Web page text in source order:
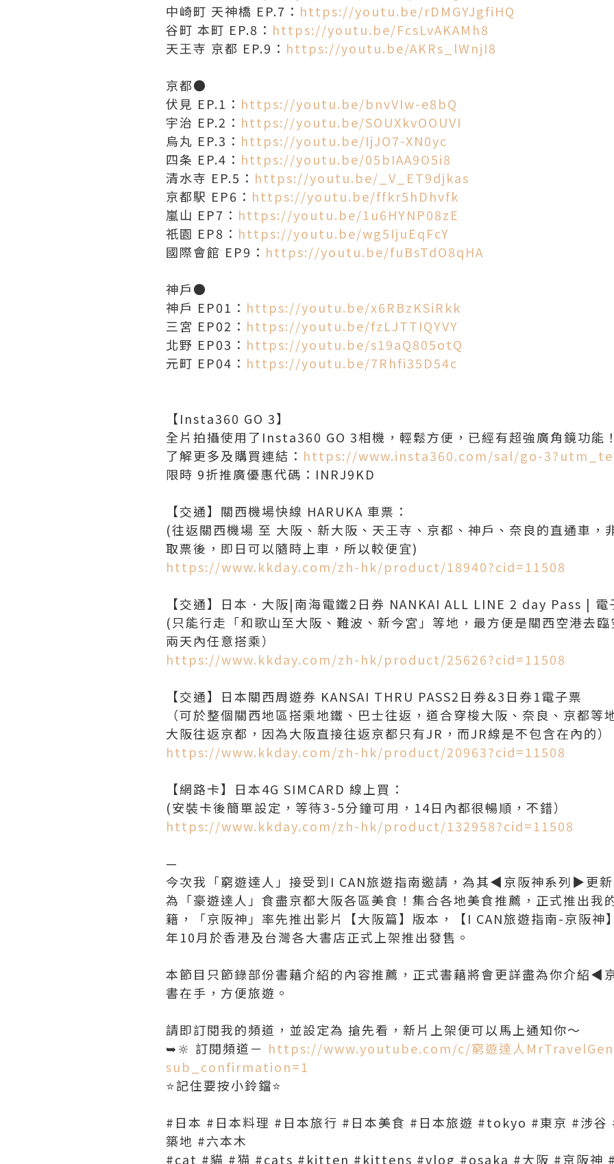
中崎町 天神橋 EP.7： https://youtu.be/rDMGYJgfiHQ
谷町 本町 EP.8： https://youtu.be/FcsLvAKAMh8
天王寺 京都 EP.9： https://youtu.be/AKRs_lWnjI8
京都●
伏見 EP.1： https://youtu.be/bnvVIw-e8bQ
宇治 EP.2： https://youtu.be/SOUXkvOOUVI
烏丸 EP.3： https://youtu.be/IjJO7-XN0yc
四条 EP.4： https://youtu.be/05bIAA9O5i8
清水寺 EP.5： https://youtu.be/_V_ET9djkas
京都駅 EP6： https://youtu.be/ffkr5hDhvfk
嵐山 EP7： https://youtu.be/1u6HYNP08zE
祇園 EP8： https://youtu.be/wg5IjuEqFcY
國際會館 EP9： https://youtu.be/fuBsTdO8qHA
神戶●
神戶 EP01： https://youtu.be/x6RBzKSiRkk
三宮 EP02： https://youtu.be/fzLJTTIQYVY
北野 EP03： https://youtu.be/s19aQ805otQ
元町 EP04： https://youtu.be/7Rhfi35D54c
【Insta360 GO 3】
全片拍攝使用了Insta360 GO 3相機，輕鬆方便，已經有超強廣角鏡功能！
了解更多及購買連結： https://www.insta360.com/sal/go-
限時 9折推廣優惠代碼：INRJ9KD
【交通】關西機場快線 HARUKA 車票：
(往返關西機場 至 大阪、新大阪、天王寺、京都、神戶、奈良的直通車，
https://www.kkday.com/zh-hk/product/18940?cid=11508
【交通】日本．大阪|南海電鐵2日券 NANKAI ALL LINE 2 day Pass | 電
(只能行走「和歌山至大阪、難波、新今宮」等地，最方便是關西空港去
https://www.kkday.com/zh-hk/product/25626?cid=11508
【交通】日本關西周遊券 KANSAI THRU PASS2日券&3日券1電子票
（可於整個關西地區搭乘地鐵、巴士往返，道合穿梭大阪、奈良、京都等
https://www.kkday.com/zh-hk/product/20963?cid=11508
【網路卡】日本4G SIMCARD 線上買：
https://www.kkday.com/zh-hk/product/132958?cid=11508
—
今次我「窮遊達人」接受到I CAN旅遊指南邀請，為其◀︎京阪神系列▶︎更
為「豪遊達人」食盡京都大阪各區美食！集合各地美食推薦，正式推出我
籍，「京阪神」率先推出影片【大阪篇】版本，【I CAN旅遊指南-京阪神
年10月於香港及台灣各大書店正式上架推出發售。
本節目只節錄部份書藉介紹的內容推薦，正式書藉將會更詳盡為你介紹◀︎
書在手，方便旅遊。
請即訂閱我的頻道，並設定為 搶先看，新片上架便可以馬上通知你～
➥🔆 訂閱頻道－ https://www.youtube.com/c/窮遊達人
sub_confirmation=1
⭐️記住要按小鈴鐺⭐️
#日本 #日本料理 #日本旅行 #日本美食 #日本旅遊 #tokyo #東京 #涉谷
築地 #六本木
#cat #貓 #猫 #cats #kitten #kittens #vlog #osaka #大阪 #京阪神